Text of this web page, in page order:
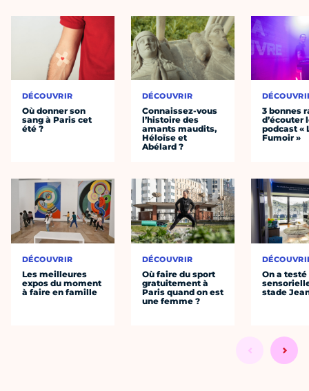
DÉCOUVRIR
Où donner son
sang à Paris cet
été ?
DÉCOUVRIR
Les meilleures
expos du moment
à faire en famille
DÉCOUVRIR
Connaissez-vous
l’histoire des
amants maudits,
Héloïse et
Abélard ?
DÉCOUVRIR
Où faire du sport
gratuitement à
Paris quand on est
une femme ?
3 bonnes
d’écouter
podcast «
Fumoir »
On a
stade